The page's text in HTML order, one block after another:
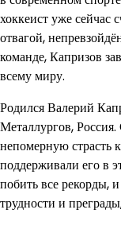
хоккеист уже сейчас
отвагой,
команде, Капризов
всему миру.
Родился Валерий
Металлургов,
непомерную страсть
поддерживали его в
побить все рекорды,
трудности и